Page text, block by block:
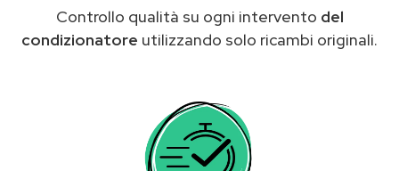
Controllo qualità su ogni intervento del
condizionatore utilizzando solo ricambi originali.